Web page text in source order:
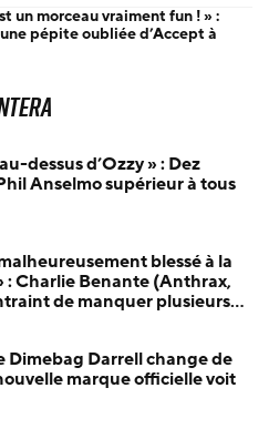
un morceau vraiment fun ! » :
pépite oubliée d’Accept à
dessus d’Ozzy » : Dez
Anselmo supérieur à tous
blessé à la
: Charlie Benante (Anthrax,
de manquer plusieurs
Dimebag Darrell change de
marque officielle voit